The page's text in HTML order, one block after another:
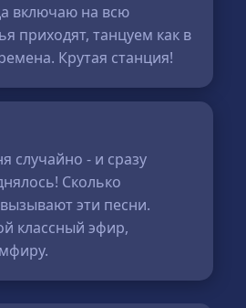
включаю на всю
приходят, танцуем как в
Крутая станция!
случайно - и сразу
Сколько
эти песни.
классный эфир,